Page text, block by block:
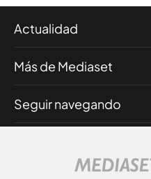
Actualidad
Más de Mediaset
Seguir navegando